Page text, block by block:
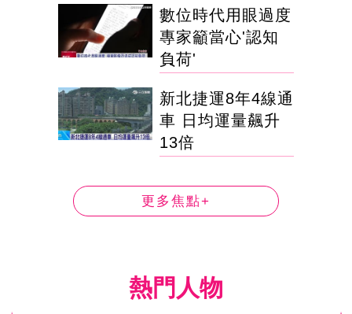
數位時代用眼過度
專家籲當心'認知
負荷'
新北捷運8年4線通
車 日均運量飆升
13倍
更多焦點+
熱門人物